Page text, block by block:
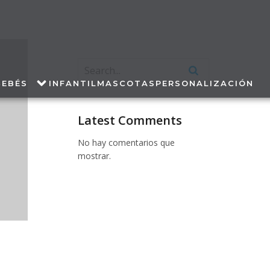
INFANTILMASCOTAS PERSONALIZACIÓN
Latest Comments
No hay comentarios que
mostrar.